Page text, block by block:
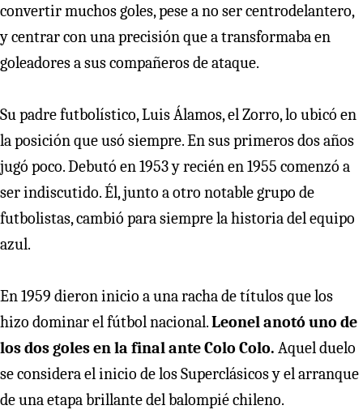
convertir muchos goles, pese a no ser centrodelantero,
y centrar con una precisión que a transformaba en
goleadores a sus compañeros de ataque.
Su padre futbolístico, Luis Álamos, el Zorro, lo ubicó en
la posición que usó siempre. En sus primeros dos años
jugó poco. Debutó en 1953 y recién en 1955 comenzó a
ser indiscutido. Él, junto a otro notable grupo de
futbolistas, cambió para siempre la historia del equipo
azul.
En 1959 dieron inicio a una racha de títulos que los
hizo dominar el fútbol nacional.Leonel anotó uno de
los dos goles en la final ante Colo Colo. Aquel duelo
se considera el inicio de los Superclásicos y el arranque
de una etapa brillante del balompié chileno.